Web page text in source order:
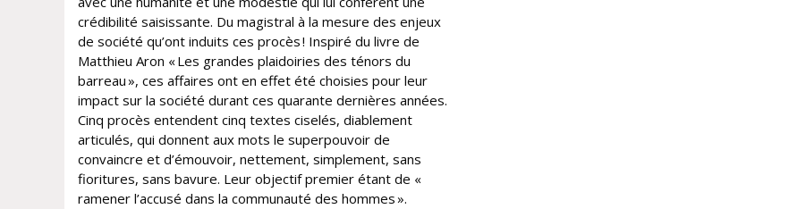
crédibilité saisissante. Du magistral à la mesure des enjeux
de société qu’ont induits ces procès ! Inspiré du livre de
Matthieu Aron « Les grandes plaidoiries des ténors du
barreau », ces affaires ont en effet été choisies pour leur
impact sur la société durant ces quarante dernières années.
Cinq procès entendent cinq textes ciselés, diablement
articulés, qui donnent aux mots le superpouvoir de
convaincre et d’émouvoir, nettement, simplement, sans
fioritures, sans bavure. Leur objectif premier étant de «
ramener l’accusé dans la communauté des hommes ».